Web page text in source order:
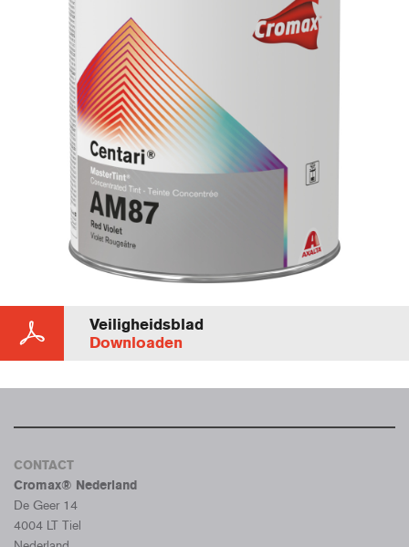
Veiligheidsblad
Downloaden
CONTACT
Cromax® Nederland
De Geer 14
4004 LT Tiel